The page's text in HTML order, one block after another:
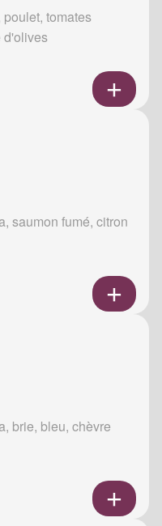
tomates
d'olives
saumon fumé, citron
brie, bleu, chèvre